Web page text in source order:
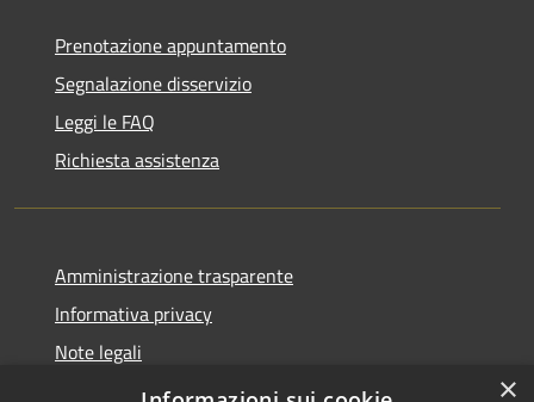
Prenotazione appuntamento
Segnalazione disservizio
Leggi le FAQ
Richiesta assistenza
Amministrazione trasparente
Informativa privacy
Note legali
Dichiarazione di accessibilità
×